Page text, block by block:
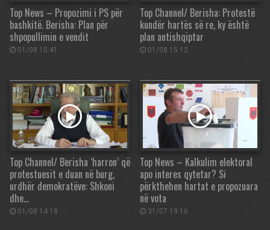
Top News – Propozimi i PS për
bashkitë. Berisha: Plan për
shpopullimin e vendit
01/08 15:41
Top Channel/ Berisha: Protestë
kundër hartës së re, ky është
plan antishqiptar
01/08 15:12
Top Channel/ Berisha ‘harron’ që
protestuesit e duan në burg,
urdhër demokratëve: Shkoni
dhe…
01/08 14:18
Top News – Kalkulim elektoral
apo interes qytetar? Si
përkthehen hartat e propozuara
në vota
31/07 19:16